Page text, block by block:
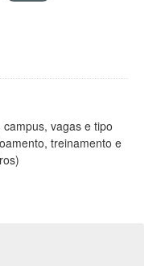
vagas e tipo
treinamento e